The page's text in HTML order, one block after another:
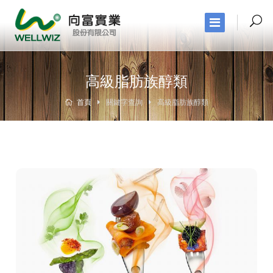
高級脂肪族醇類
首頁 關鍵字查詢 高級脂肪族醇類